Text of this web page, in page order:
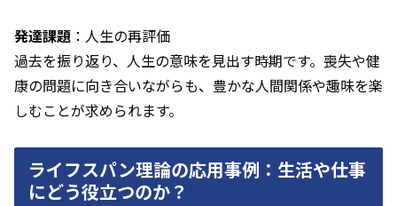
発達課題 ：人生の再評価
過去を振り返り、人生の意味を見出す時期です。喪失や健
康の問題に向き合いながらも、豊かな人間関係や趣味を楽
しむことが求められます。
ライフスパン理論の応用事例：生活や仕事
にどう役立つのか？